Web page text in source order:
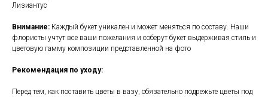
Лизиантус
Внимание: Каждый букет уникален и может меняться по составу. Наши
флористы учтут все ваши пожелания и соберут букет выдерживая стиль и
цветовую гамму композиции представленной на фото
Рекомендация по уходу:
Перед тем, как поставить цветы в вазу, обязательно подрежьте цветы под